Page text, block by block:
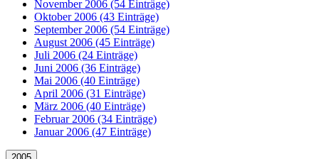
November 2006 (54 Einträge)
Oktober 2006 (43 Einträge)
September 2006 (54 Einträge)
August 2006 (45 Einträge)
Juli 2006 (24 Einträge)
Juni 2006 (36 Einträge)
Mai 2006 (40 Einträge)
April 2006 (31 Einträge)
März 2006 (40 Einträge)
Februar 2006 (34 Einträge)
Januar 2006 (47 Einträge)